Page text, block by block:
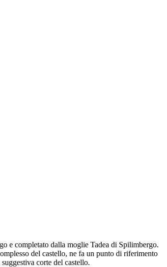
e completato dalla moglie Tadea di Spilimbergo.
del castello, ne fa un punto di riferimento
corte del castello.